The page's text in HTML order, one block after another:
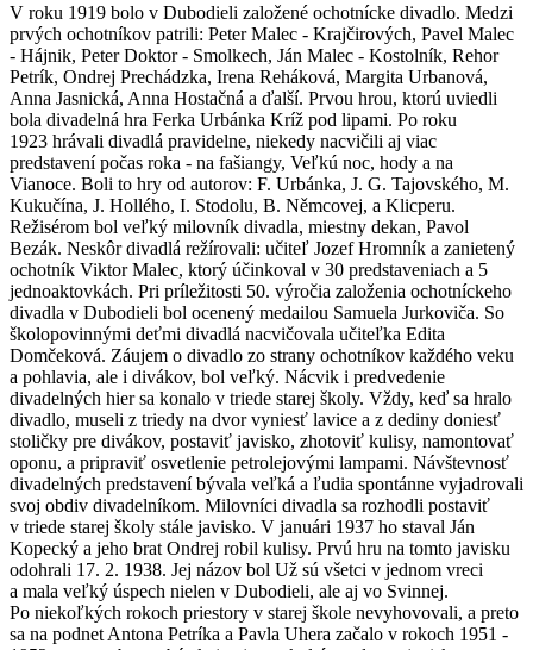
V roku 1919 bolo v Dubodieli založené ochotnícke divadlo. Medzi
prvých ochotníkov patrili: Peter Malec - Krajčirových, Pavel Malec
- Hájnik, Peter Doktor - Smolkech, Ján Malec - Kostolník, Rehor
Petrík, Ondrej Prechádzka, Irena Reháková, Margita Urbanová,
Anna Jasnická, Anna Hostačná a ďalší. Prvou hrou, ktorú uviedli
bola divadelná hra Ferka Urbánka Kríž pod lipami. Po roku
1923 hrávali divadlá pravidelne, niekedy nacvičili aj viac
predstavení počas roka - na fašiangy, Veľkú noc, hody a na
Vianoce. Boli to hry od autorov: F. Urbánka, J. G. Tajovského, M.
Kukučína, J. Hollého, I. Stodolu, B. Němcovej, a Klicperu.
Režisérom bol veľký milovník divadla, miestny dekan, Pavol
Bezák. Neskôr divadlá režírovali: učiteľ Jozef Hromník a zanietený
ochotník Viktor Malec, ktorý účinkoval v 30 predstaveniach a 5
jednoaktovkách. Pri príležitosti 50. výročia založenia ochotníckeho
divadla v Dubodieli bol ocenený medailou Samuela Jurkoviča. So
školopovinnými deťmi divadlá nacvičovala učiteľka Edita
Domčeková. Záujem o divadlo zo strany ochotníkov každého veku
a pohlavia, ale i divákov, bol veľký. Nácvik i predvedenie
divadelných hier sa konalo v triede starej školy. Vždy, keď sa hralo
divadlo, museli z triedy na dvor vyniesť lavice a z dediny doniesť
stoličky pre divákov, postaviť javisko, zhotoviť kulisy, namontovať
oponu, a pripraviť osvetlenie petrolejovými lampami. Návštevnosť
divadelných predstavení bývala veľká a ľudia spontánne vyjadrovali
svoj obdiv divadelníkom. Milovníci divadla sa rozhodli postaviť
v triede starej školy stále javisko. V januári 1937 ho staval Ján
Kopecký a jeho brat Ondrej robil kulisy. Prvú hru na tomto javisku
odohrali 17. 2. 1938. Jej názov bol Už sú všetci v jednom vreci
a mala veľký úspech nielen v Dubodieli, ale aj vo Svinnej.
Po niekoľkých rokoch priestory v starej škole nevyhovovali, a preto
sa na podnet Antona Petríka a Pavla Uhera začalo v rokoch 1951 -